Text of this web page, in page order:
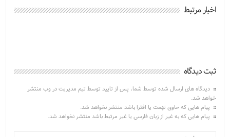
اخبار مرتبط
ثبت دیدگاه
دیدگاه های ارسال شده توسط شما، پس از تایید توسط تیم مدیریت در وب منتشر
خواهد شد.
پیام هایی که حاوی تهمت یا افترا باشد منتشر نخواهد شد.
پیام هایی که به غیر از زبان فارسی یا غیر مرتبط باشد منتشر نخواهد شد.